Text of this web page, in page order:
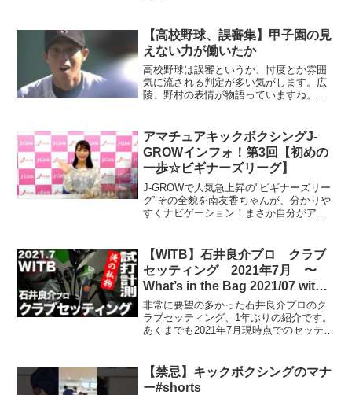
【高校野球、誤審集】甲子園の見
えない力が働いたか
高校野球は誤審というか、忖度とか雰囲
気に流される判定が多い気がします。広
陵、野村の表情が物語っていますね。み
【プロ野球】アホ走塁、面白走塁、悲し
い走塁凄すぎる、甲斐キャ...
アマチュアキックボクシングJ-
GROWインフォ！第3回【初めの
一歩☆ビギナーズリーグ】
J-GROWで人気急上昇の"ビギナーズリー
グ"その全貌を南友香ちゃんが、分かりや
すくナビゲーション！まさか自分がアマ
動画ID dUseuIBwkrM 投稿者 J...
【WITB】石井良介プロ クラブ
セッティング 2021年7月 〜
What’s in the Bag 2021/07 with
Trackman 〜
非常に要望の多かった石井良介プロのク
ラブセッティング、1年ぶりの紹介です。
あくまでも2021年7月現時点でのセッティ
のセッティングです。【石井良介プロ
セッティング】2...
【禁忌】キックボクシングのマナ
ー#shorts